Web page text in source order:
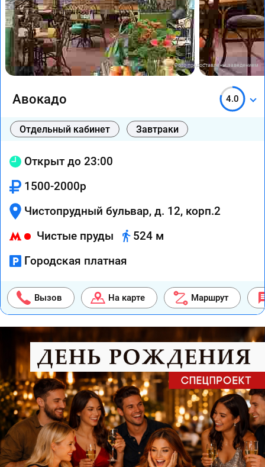
Фото предоставлены заведением
Авокадо 4.0
Отдельный кабинет Завтраки
Открыт до 23:00
1500-2000р
Чистопрудный бульвар, д. 12, корп.2
Чистые пруды
524 м
Городская платная
Вызов На карте Маршрут